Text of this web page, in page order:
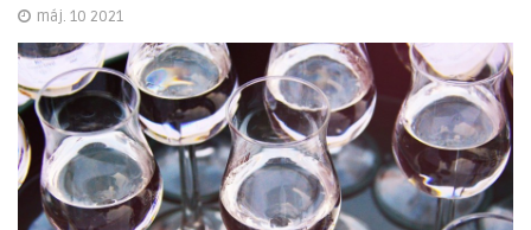
máj. 10 2021